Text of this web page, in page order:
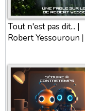
Tout n'est pas dit... |
Robert Yessouroun